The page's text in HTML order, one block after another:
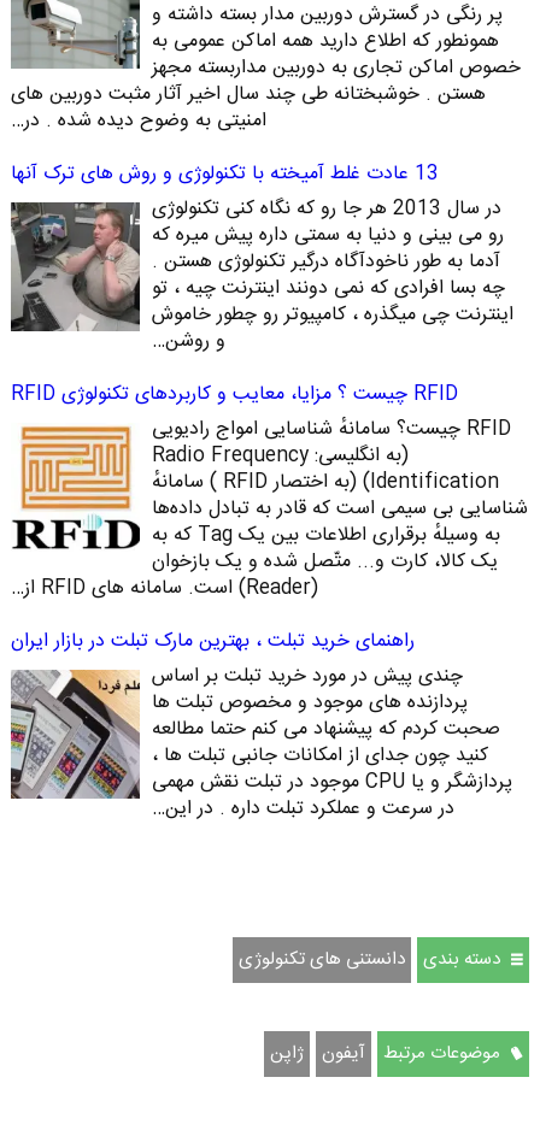
پر رنگی در گسترش دوربین مدار بسته داشته و
همونطور که اطلاع دارید همه اماکن عمومی به
خصوص اماکن تجاری به دوربین مداربسته مجهز
هستن . خوشبختانه طی چند سال اخیر آثار مثبت دوربین های
امنیتی به وضوح دیده شده . در…
13 عادت غلط آمیخته با تکنولوژی و روش های ترک آنها
در سال 2013 هر جا رو که نگاه کنی تکنولوژی
رو می بینی و دنیا به سمتی داره پیش میره که
آدما به طور ناخودآگاه درگیر تکنولوژی هستن .
چه بسا افرادی که نمی دونند اینترنت چیه ، تو
اینترنت چی میگذره ، کامپیوتر رو چطور خاموش
و روشن…
RFID چیست ؟ مزایا، معایب و کاربردهای تکنولوژی RFID
RFID چیست؟ سامانهٔ شناسایی امواج رادیویی
(به انگلیسی: Radio Frequency
Identification)‏ (به اختصار RFID ) سامانهٔ
شناسایی بی‌ سیمی است که قادر به تبادل داده‌ها
به ‌وسیلهٔ برقراری اطلاعات بین یک Tag که به
یک کالا، کارت و... متّصل شده‌ و یک بازخوان
(Reader) است. سامانه‌ های RFID از…
راهنمای خرید تبلت ، بهترین مارک تبلت در بازار ایران
چندی پیش در مورد خرید تبلت بر اساس
پردازنده های موجود و مخصوص تبلت ها
صحبت کردم که پیشنهاد می کنم حتما مطالعه
کنید چون جدای از امکانات جانبی تبلت ها ،
پردازشگر و یا CPU موجود در تبلت نقش مهمی
در سرعت و عملکرد تبلت داره . در این…
دسته بندی دانستنی های تکنولوژی
موضوعات مرتبط آیفون ژاپن